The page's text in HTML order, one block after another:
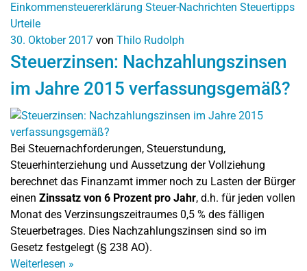
Einkommensteuererklärung Steuer-Nachrichten Steuertipps
Urteile
30. Oktober 2017 von Thilo Rudolph
Steuerzinsen: Nachzahlungszinsen
im Jahre 2015 verfassungsgemäß?
Bei Steuernachforderungen, Steuerstundung,
Steuerhinterziehung und Aussetzung der Vollziehung
berechnet das Finanzamt immer noch zu Lasten der Bürger
einen Zinssatz von 6 Prozent pro Jahr, d.h. für jeden vollen
Monat des Verzinsungszeitraumes 0,5 % des fälligen
Steuerbetrages. Dies Nachzahlungszinsen sind so im
Gesetz festgelegt (§ 238 AO).
Weiterlesen »